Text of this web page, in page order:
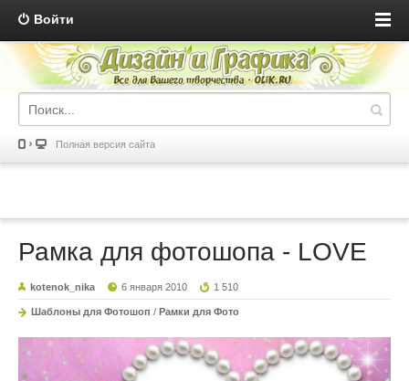
Войти
Полная версия сайта
Рамка для фотошопа - LOVE
kotenok_nika 6 января 2010 1 510
Шаблоны для Фотошоп / Рамки для Фото